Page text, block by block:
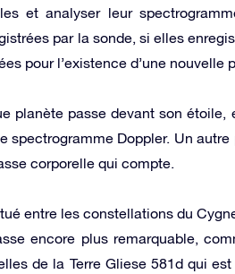
et analyser leur
par la sonde, si elles
pour l’existence d’une nouvelle
planète passe devant son
spectrogramme Doppler. Un
corporelle qui compte.
entre les constellations du
encore plus remarquable,
de la Terre Gliese 581d qui